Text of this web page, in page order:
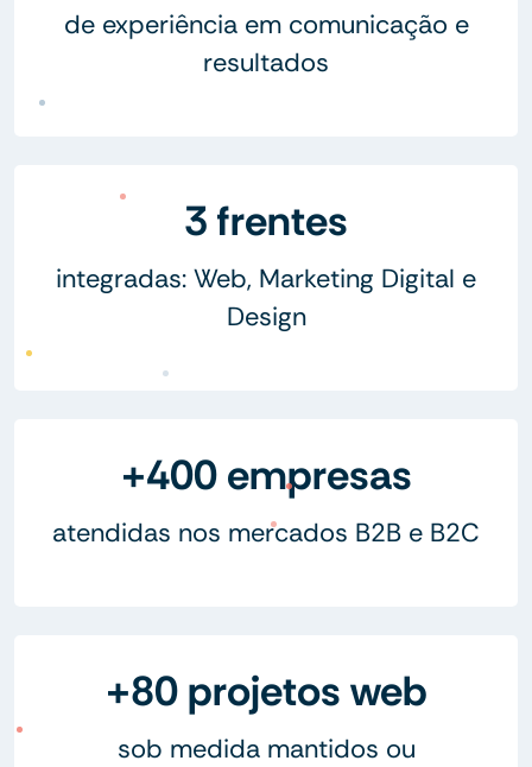
de experiência em comunicação e
resultados
3 frentes
integradas: Web, Marketing Digital e
Design
+400 empresas
atendidas nos mercados B2B e B2C
+80 projetos web
sob medida mantidos ou